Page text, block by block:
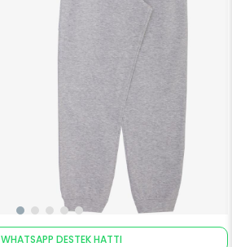
WHATSAPP DESTEK HATTI